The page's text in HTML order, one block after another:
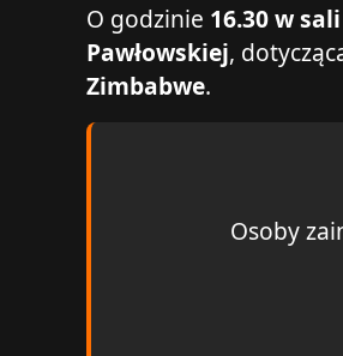
O godzinie 16.30w
Pawłowskiej,
Zimbabwe.
Osoby